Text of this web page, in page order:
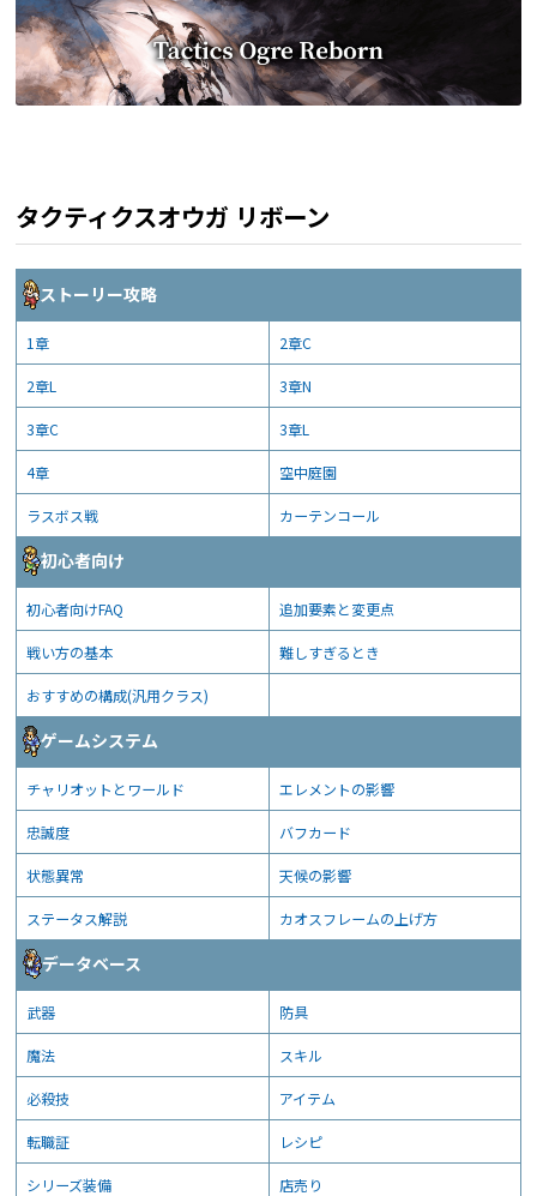
タクティクスオウガ リボーン
ストーリー攻略
1章 2章C
2章L 3章N
3章C 3章L
4章 空中庭園
ラスボス戦 カーテンコール
初心者向け
初心者向けFAQ 追加要素と変更点
戦い方の基本 難しすぎるとき
おすすめの構成(汎用クラス)
ゲームシステム
チャリオットとワールド エレメントの影響
忠誠度 バフカード
状態異常 天候の影響
ステータス解説 カオスフレームの上げ方
データベース
武器 防具
魔法 スキル
必殺技 アイテム
転職証 レシピ
シリーズ装備 店売り